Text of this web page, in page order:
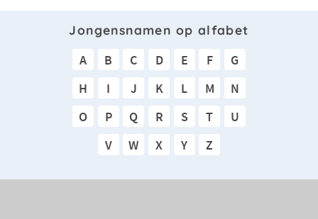
Jongensnamen op alfabet
A B C D E F
G
H
I J K L M
N
O
P Q R S T
U
V
W X Y Z